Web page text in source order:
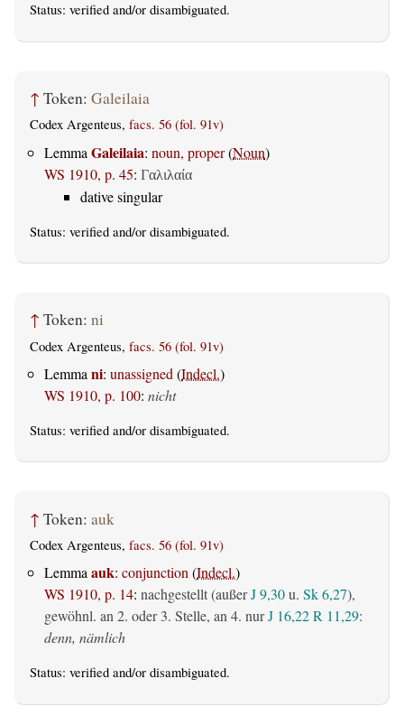
Status: verified and/or disambiguated.
↑ Token: Galeilaia
Codex Argenteus, facs. 56 (fol. 91v)
Lemma Galeilaia: noun, proper(Noun)
WS 1910, p. 45: Γαλιλαία
dative singular
Status: verified and/or disambiguated.
↑ Token: ni
Codex Argenteus, facs. 56 (fol. 91v)
Lemma ni: unassigned (Indecl.)
WS 1910, p. 100: nicht
Status: verified and/or disambiguated.
↑ Token: auk
Codex Argenteus, facs. 56 (fol. 91v)
Lemmaauk: conjunction(Indecl.)
WS 1910, p. 14: nachgestellt (außerJ 9,30u. Sk 6,27),
gewöhnl. an 2. oder 3. Stelle, an 4. nurJ 16,22R 11,29:
denn, nämlich
Status: verified and/or disambiguated.